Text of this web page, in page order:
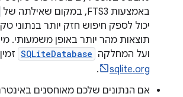
באמצעות FTS3, במקום שאילתה של
יכול לספק חיפוש חזק יותר בנתוני
ועל המחלקה SQLiteDatabase
sqlite.org
.
אם הנתונים שלכם מאוחסנים